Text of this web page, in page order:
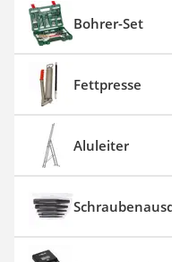
Bohrer-Set
Fettpresse
Aluleiter